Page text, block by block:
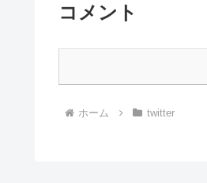
コメント
ホーム twitter